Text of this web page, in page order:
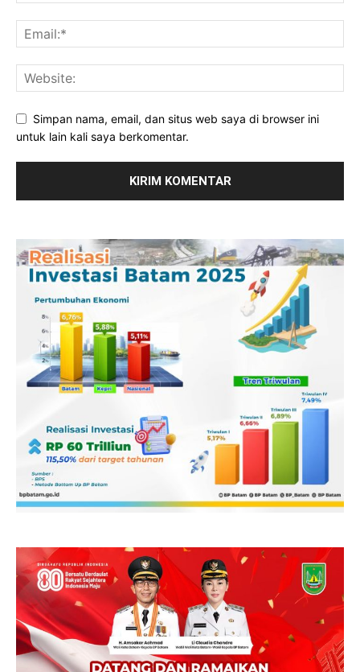
Simpan nama, email, dan situs web saya di browser ini
untuk lain kali saya berkomentar.